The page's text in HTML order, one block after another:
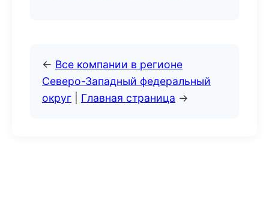
← Все компании в регионе
Северо-Западный федеральный
округ
Главная страница →